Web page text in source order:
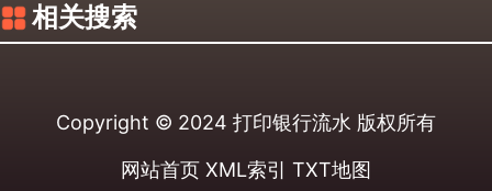
相关搜索
Copyright © 2024 打印银行流水 版权所有
网站首页 XML索引 TXT地图